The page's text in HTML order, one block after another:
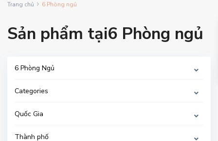
Trang chủ 6 Phòng ngủ
Sản phẩm tại6 Phòng ngủ
6 Phòng Ngủ
Categories
Quốc Gia
Thành phố